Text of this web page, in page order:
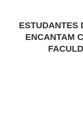
ESTUDANTES
ENCANTAM